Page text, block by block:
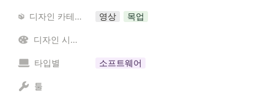
디자인 카테고리 / 리소스 영상 목업
디자인 시스템
타입별 소프트웨어
툴